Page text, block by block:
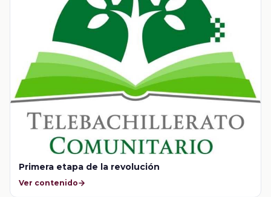
Primera etapa de la revolución
Ver contenido